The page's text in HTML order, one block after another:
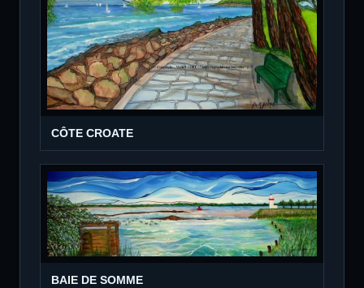
CÔTE CROATE
BAIE DE SOMME